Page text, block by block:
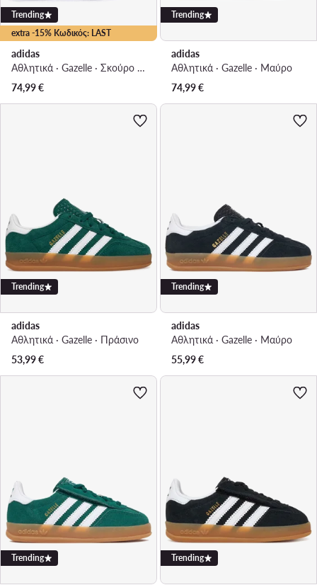
extra -15% Κωδικός: LAST
Trending
adidas
Αθλητικά · Gazelle · Σκούρο μπλε
74,99€
Trending
adidas
Αθλητικά · Gazelle · Μαύρο
74,99€
Trending
adidas
Αθλητικά · Gazelle · Πράσινο
53,99€
Trending
adidas
Αθλητικά · Gazelle · Μαύρο
55,99€
Trending Trending